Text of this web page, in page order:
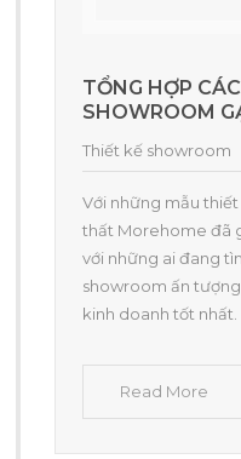
TỔNG HỢP
SHOWROOM
Thiết kế showroom
Với những mẫu
thất Morehome đã
với những ai đang
showroom ấn
kinh doanh tốt nhất.
Read More